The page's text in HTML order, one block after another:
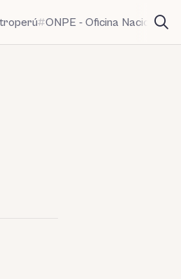
ONPE - Oficina Nacional